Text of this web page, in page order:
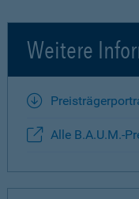
Weitere
Alle B.A.U.M.-